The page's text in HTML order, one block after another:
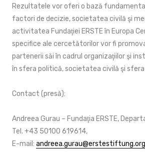
Rezultatele vor oferi o bază
factori de decizie, societatea civilă şi
activitatea Fundaţiei ERSTE în Europa
specifice ale cercetătorilor vor fi
partenerii săi în cadrul organizaţiilor şi
în sfera politică, societatea civilă şi
Contact (presă):
Andreea Gurau – Fundaţia ERSTE,
Tel. +43 50100 619614,
E-mail: andreea.gurau@erstestiftung.org